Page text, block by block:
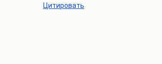
Цитировать